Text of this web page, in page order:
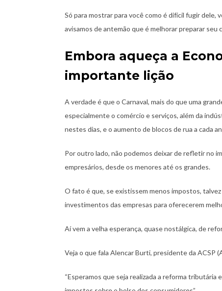
Só para mostrar para você como é difícil fugir dele,
avisamos de antemão que é melhorar preparar seu
Embora aqueça a
importante lição
A verdade é que o Carnaval, mais do que uma
especialmente o comércio e serviços, além da
nestes dias, e o aumento de blocos de rua a cada
Por outro lado, não podemos deixar de refletir no
empresários, desde os menores até os grandes.
O fato é que, se existissem menos impostos,
investimentos das empresas para oferecerem
Aí vem a velha esperança, quase nostálgica, de
Veja o que fala Alencar Burti, presidente da ACSP
“Esperamos que seja realizada a reforma tributária